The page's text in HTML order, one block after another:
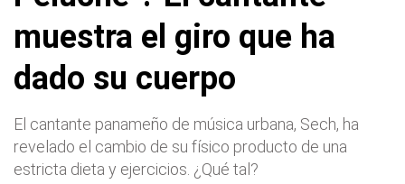
muestra el giro que ha
dado su cuerpo
El cantante panameño de música urbana, Sech, ha
revelado el cambio de su físico producto de una
estricta dieta y ejercicios. ¿Qué tal?